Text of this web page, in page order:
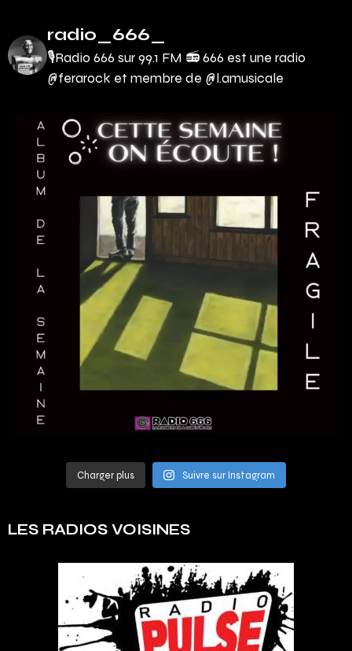
radio_666_
🎙Radio 666 sur 99.1 FM 📻666 est une radio
@ferarock et membre de @l.amusicale
Charger plus Suivre sur Instagram
LES RADIOS VOISINES